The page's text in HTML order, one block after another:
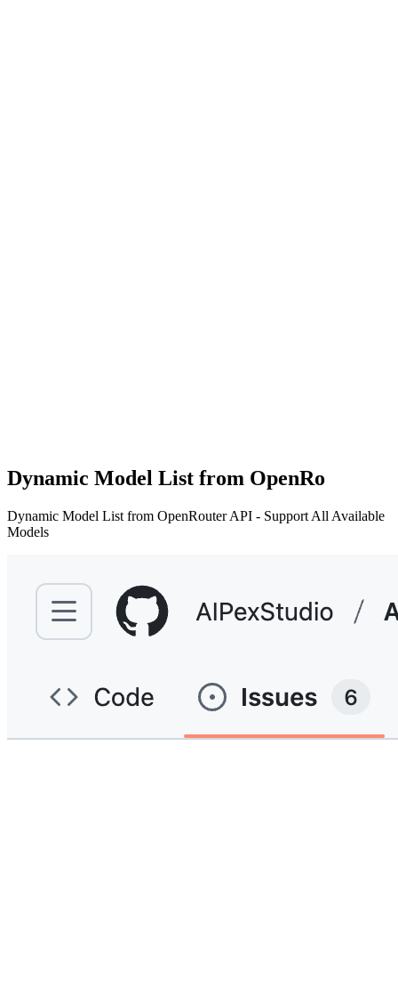
Dynamic Model List from OpenRo
Dynamic Model List from OpenRouter API - Support All Available
Models